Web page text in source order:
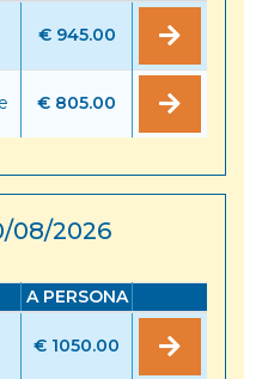
€ 945.00
€ 805.00
08/2026
A PERSONA
€ 1050.00